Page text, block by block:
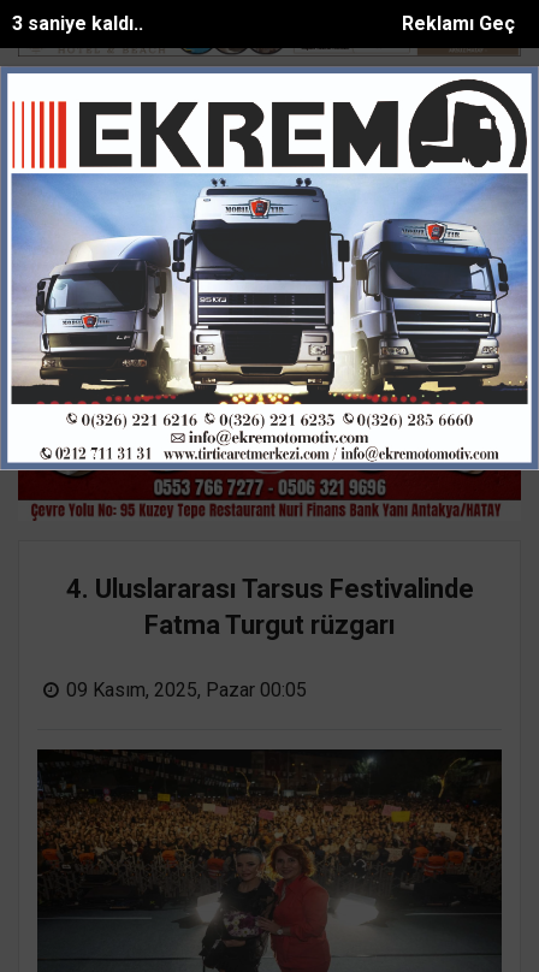
Reklamı Geç
2 saniye kaldı..
SON DAKİKA:
olayı çözüldü: 3 şüpheli tutuk... Zeyker Yaylasında içme suyu
Ana Sayfa GÜNDEM
4. Uluslararası Tarsus Festivalinde
Fatma Turgut rüzgarı
09 Kasım, 2025, Pazar 00:05